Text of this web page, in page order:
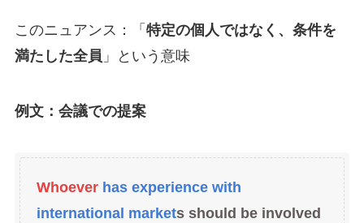
このニュアンス：「 特定の個人ではなく、条件を
満たした全員 」という意味
例文：会議での提案
Whoever has experience with
international markets should be involved